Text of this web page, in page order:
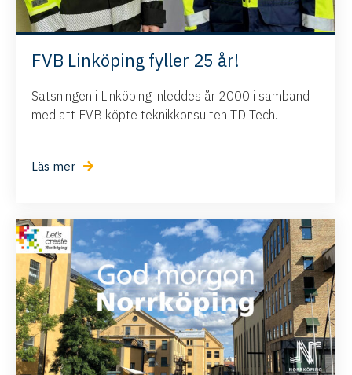
FVB Linköping fyller 25 år!
Satsningen i Linköping inleddes år 2000 i samband
med att FVB köpte teknikkonsulten TD Tech.
Läs mer